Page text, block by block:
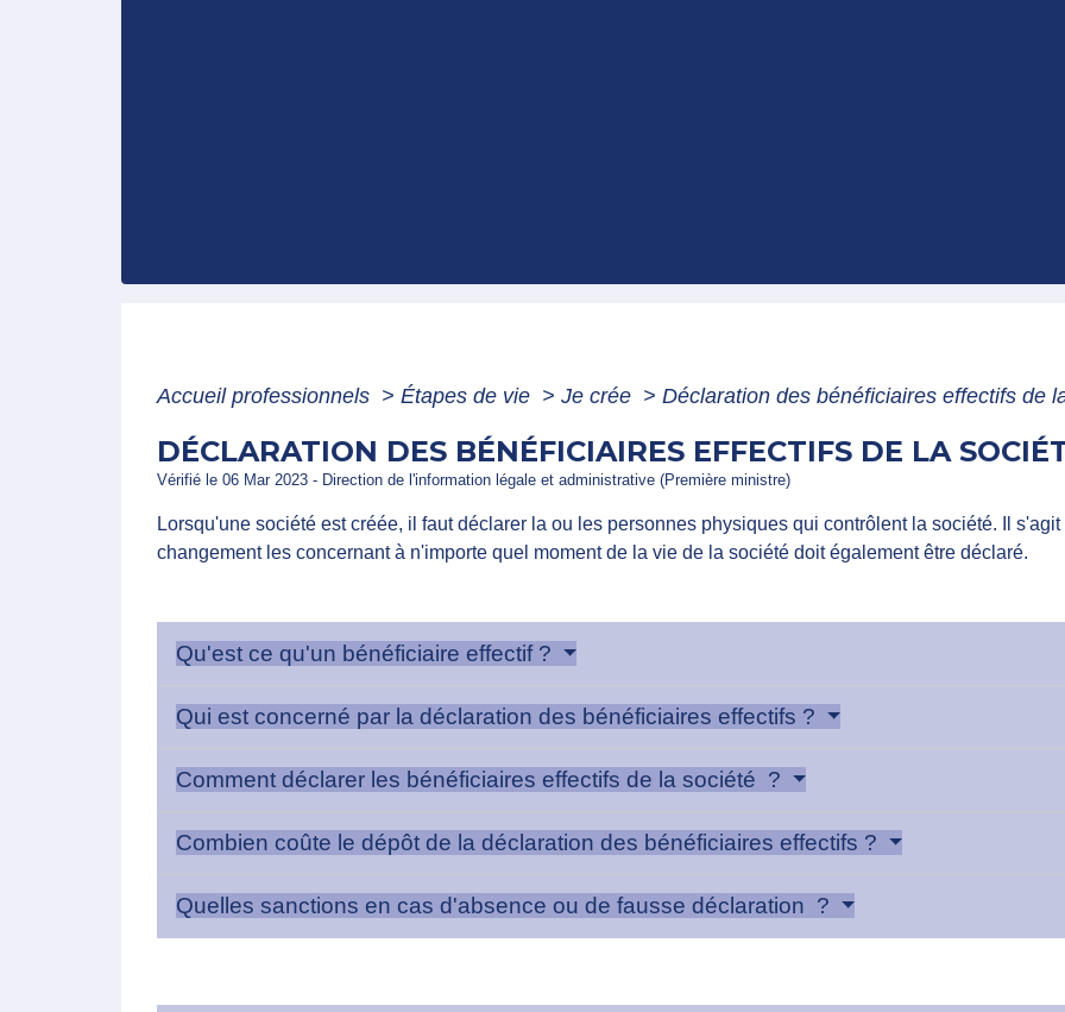
Accueil professionnels > Étapes de vie > Je crée > Déclaration des bénéficiaires effectifs de
DÉCLARATION DES BÉNÉFICIAIRES EFFECTIFS DE LA
Vérifié le 06 Mar 2023 - Direction de l'information légale et administrative (Première ministre)
Lorsqu'une société est créée, il faut déclarer la ou les personnes physiques qui contrôlent la société. Il
changement les concernant à n'importe quel moment de la vie de la société doit également être déclaré.
Qu'est ce qu'un bénéficiaire effectif ?
Qui est concerné par la déclaration des bénéficiaires effectifs ?
Comment déclarer les bénéficiaires effectifs de la société ?
Combien coûte le dépôt de la déclaration des bénéficiaires effectifs ?
Quelles sanctions en cas d'absence ou de fausse déclaration ?